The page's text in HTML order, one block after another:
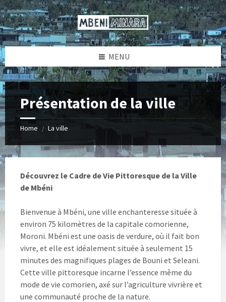
Skip
to
content
Skip
to
left
sidebar
Skip
to
footer
MENU
Présentation de la ville
Home / La ville
Découvrez le Cadre de Vie Pittoresque de la Ville
de Mbéni
Bienvenue à Mbéni, une ville enchanteresse située à
environ 75 kilomètres de la capitale comorienne,
Moroni. Mbéni est une oasis de verdure, où il fait bon
vivre, et elle est idéalement située à seulement 15
minutes des magnifiques plages de Bouni et Seleani.
Cette ville pittoresque incarne l’essence même du
mode de vie comorien, axé sur l’agriculture vivrière et
une communauté proche de la nature.